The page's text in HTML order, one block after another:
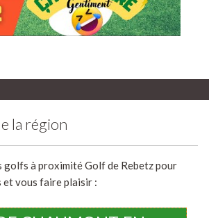
la région
golfs à proximité Golf de Rebetz pour
vous faire plaisir :